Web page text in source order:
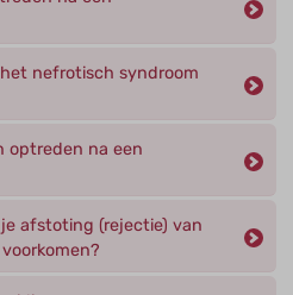
nefrotisch syndroom
optreden na een
afstoting (rejectie) van